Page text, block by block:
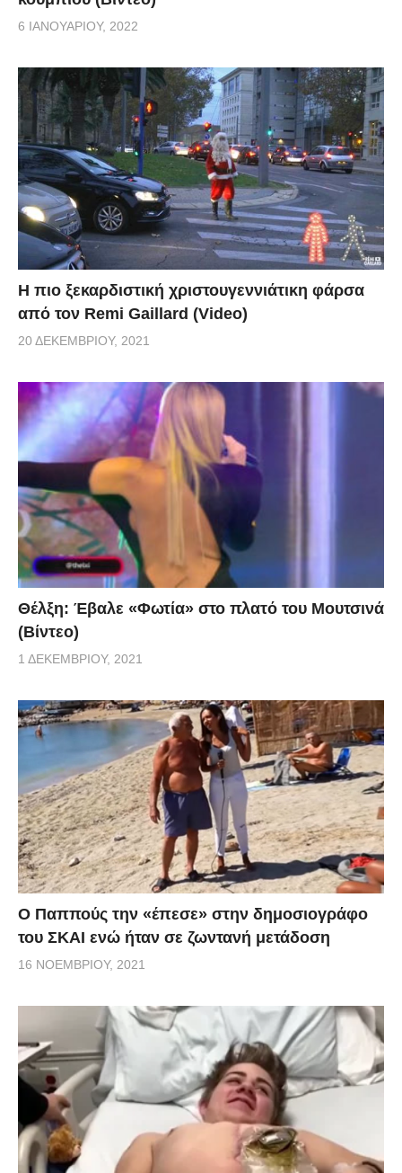
6 ΙΑΝΟΥΑΡΊΟΥ, 2022
Η πιο ξεκαρδιστική χριστουγεννιάτικη φάρσα
από τον Remi Gaillard (Video)
20 ΔΕΚΕΜΒΡΊΟΥ, 2021
Θέλξη: Έβαλε «Φωτία» στο πλατό του Μουτσινά
(Βίντεο)
1 ΔΕΚΕΜΒΡΊΟΥ, 2021
Ο Παππούς την «έπεσε» στην δημοσιογράφο
του ΣΚΑΙ ενώ ήταν σε ζωντανή μετάδοση
16 ΝΟΕΜΒΡΊΟΥ, 2021